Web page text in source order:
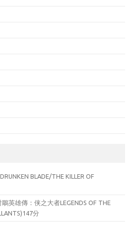
BLADE/THE KILLER OF
英雄傳：侠之大者LEGENDS OF THE
分